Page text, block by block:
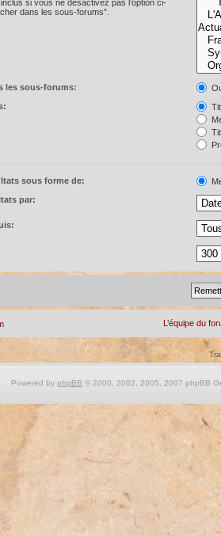
si vous ne désactivez pas l’option ci-
dans les sous-forums”.
les sous-forums:
sous forme de:
par:
L’équipe du
Powered by phpBB © 2000, 2002, 2005, 2007 phpBB